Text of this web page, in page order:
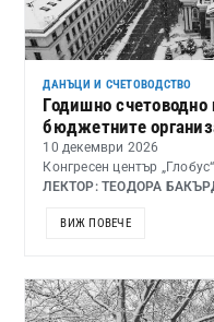
ДАНЪЦИ И СЧЕТОВОДСТВО
Годишно
бюджетните
10 декември 2026
Конгресен център
ЛЕКТОР: ТЕОДОРА
ВИЖ ПОВЕЧЕ